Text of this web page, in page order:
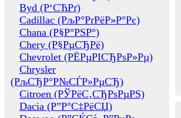
Byd (Р‘СЋРґ)
Cadillac (РљР°РґРёР»Р°Рє)
Chana (Р§Р°РЅР°)
Chery (Р§РµСЂРё)
Chevrolet (РЁРµРІСЂРѕР»Рµ)
Chrysler
(РљСЂР°Р№СЃР»РµСЂ)
Citroen (РЎРёС‚СЂРѕРµРЅ)
Dacia (Р”Р°С‡РёСЏ)